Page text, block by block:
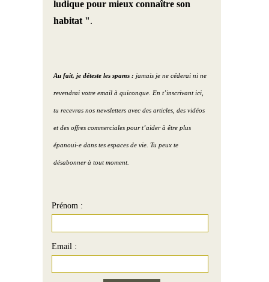
ludique pour mieux connaître son
habitat ".
Au fait, je déteste les spams : jamais je ne céderai ni ne
revendrai votre email à quiconque. En t’inscrivant ici,
tu recevras nos newsletters avec des articles, des vidéos
et des offres commerciales pour t’aider à être plus
épanoui-e dans tes espaces de vie. Tu peux te
désabonner à tout moment.
Prénom :
Email :